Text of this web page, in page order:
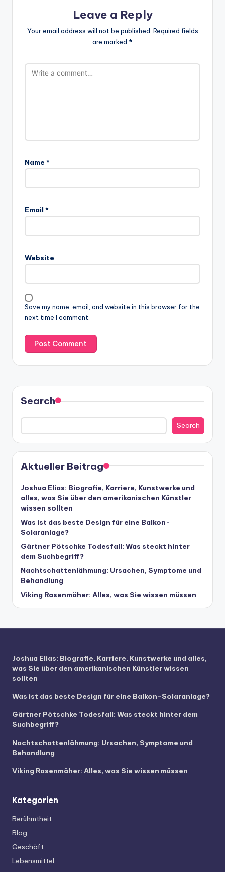
Leave a Reply
Your email address will not be published. Required fields
are marked *
Name *
Email *
Website
Save my name, email, and website in this browser for the
next time I comment.
Search
Search
Aktueller Beitrag
Joshua Elias: Biografie, Karriere, Kunstwerke und
alles, was Sie über den amerikanischen Künstler
wissen sollten
Was ist das beste Design für eine Balkon-
Solaranlage?
Gärtner Pötschke Todesfall: Was steckt hinter
dem Suchbegriff?
Nachtschattenlähmung: Ursachen, Symptome und
Behandlung
Viking Rasenmäher: Alles, was Sie wissen müssen
Joshua Elias: Biografie, Karriere, Kunstwerke und alles,
was Sie über den amerikanischen Künstler wissen
sollten
Was ist das beste Design für eine Balkon-Solaranlage?
Gärtner Pötschke Todesfall: Was steckt hinter dem
Suchbegriff?
Nachtschattenlähmung: Ursachen, Symptome und
Behandlung
Viking Rasenmäher: Alles, was Sie wissen müssen
Kategorien
Berühmtheit
Blog
Geschäft
Lebensmittel